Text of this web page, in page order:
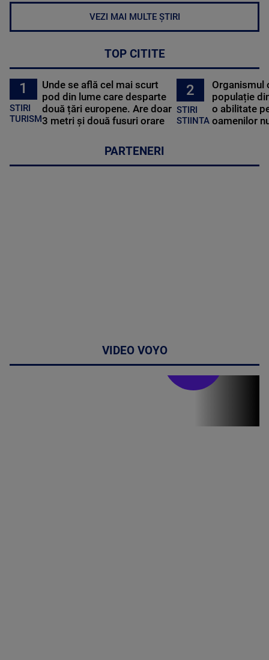
VEZI MAI MULTE ȘTIRI
TOP CITITE
1
STIRI
TURISM
Unde se află cel mai scurt
pod din lume care desparte
două țări europene. Are doar
3 metri și două fusuri orare
2
STIRI
STIINTA
Organismul
populație
o abilitate
oamenilor
PARTENERI
VIDEO VOYO